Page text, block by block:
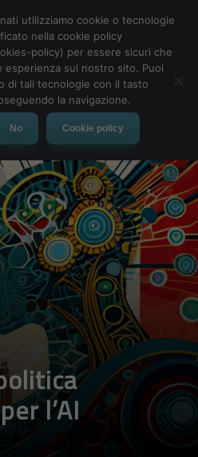
l’AI
utilizziamo cookie o tecnologie
nella cookie policy
policy) per essere sicuri che
esperienza sul nostro sito. Puoi
di tali tecnologie con il tasto
la navigazione.
No Cookie policy